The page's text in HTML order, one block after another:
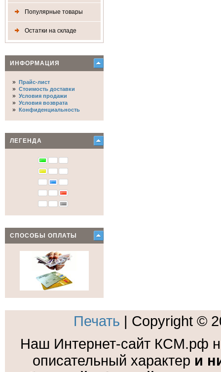
Популярные товары
Остатки на складе
ИНФОРМАЦИЯ
» Прайс-лист
» Стоимость доставки
» Условия продажи
» Условия возврата
» Конфиденциальность
ЛЕГЕНДА
СПОСОБЫ ОПЛАТЫ
Печать | Copyright ©
Наш Интернет-сайт КСМ.рф
описательный характер и